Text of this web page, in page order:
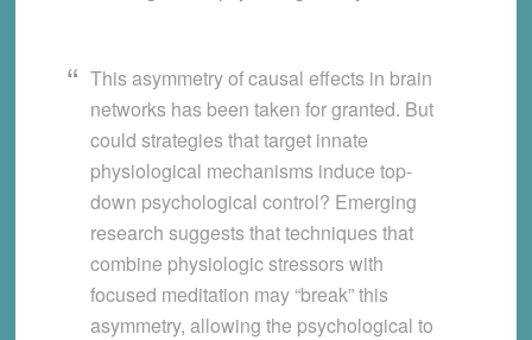
This asymmetry of causal effects in brain
networks has been taken for granted. But
could strategies that target innate
physiological mechanisms induce top-
down psychological control? Emerging
research suggests that techniques that
combine physiologic stressors with
focused meditation may “break” this
asymmetry, allowing the psychological to